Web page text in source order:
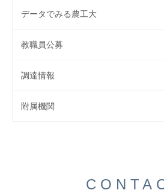
データでみる農工大
教職員公募
調達情報
附属機関